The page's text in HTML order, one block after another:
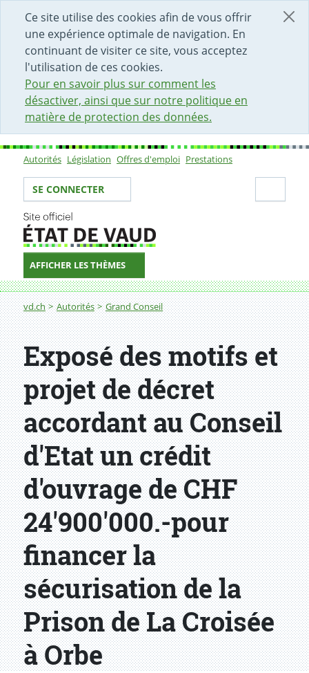
Ce site utilise des cookies afin de vous offrir
une expérience optimale de navigation. En
continuant de visiter ce site, vous acceptez
l'utilisation de ces cookies.
Pour en savoir plus sur comment les
désactiver, ainsi que sur notre politique en
matière de protection des données.
DÉBUT DU CONTENU DE LA PAGE
ACCÈS AU CHAMP DE RECHERCHE
PAGE D'ACCUEIL
FORMULAIRE DE CONTACT
Sous-navigation
Autorités Législation Offres d'emploi Prestations
Votre identité
SE CONNECTER
AFFICHER LES THÈMES
Fil d'Ariane
vd.ch Autorités Grand Conseil
Exposé des motifs et
projet de décret
accordant au Conseil
d'Etat un crédit
d'ouvrage de CHF
24'900'000.-pour
financer la
sécurisation de la
Prison de La Croisée
à Orbe